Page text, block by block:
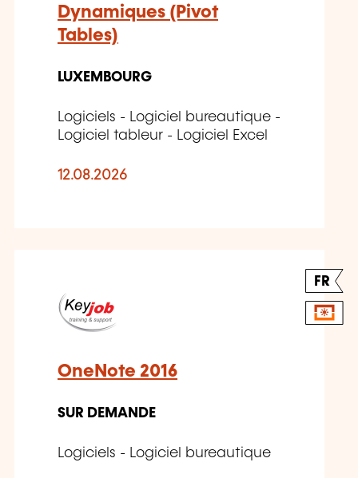
Dynamiques (Pivot
Tables)
LUXEMBOURG
Logiciels - Logiciel bureautique -
Logiciel tableur - Logiciel Excel
12.08.2026
FR
OneNote 2016
SUR DEMANDE
Logiciels - Logiciel bureautique